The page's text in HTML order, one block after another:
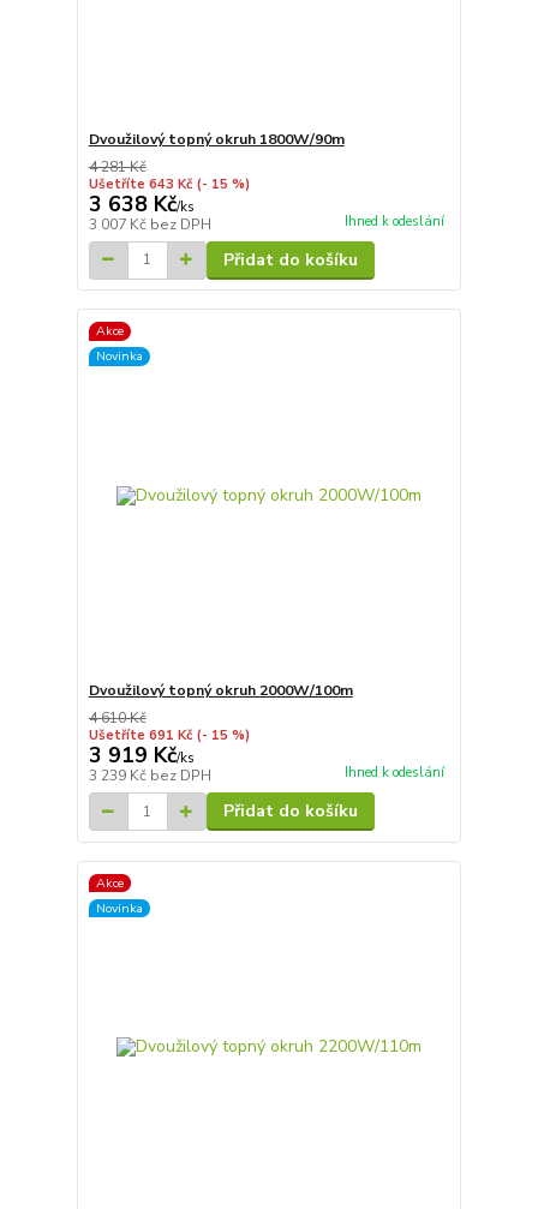
Dvoužilový topný okruh 1800W/90m
4 281 Kč
Ušetříte 643 Kč (- 15 %)
3 638 Kč/ks
3 007 Kč bez DPH Ihned k odeslání
Přidat do košíku
Akce
Novinka
Dvoužilový topný okruh 2000W/100m
4 610 Kč
Ušetříte 691 Kč (- 15 %)
3 919 Kč/ks
3 239 Kč bez DPH Ihned k odeslání
Přidat do košíku
Akce
Novinka